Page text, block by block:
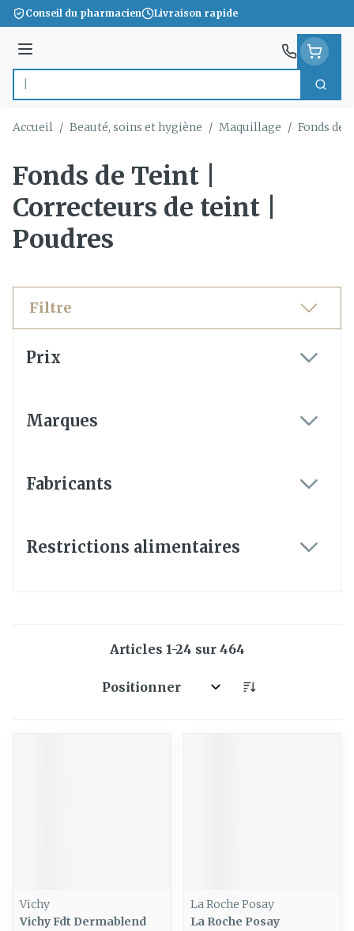
Aller au contenu
Conseil du pharmacien Livraison rapide
Menu
Rechercher
Accueil / Beauté, soins et hygiène / Maquillage / Fonds de
Fonds de Teint |
Correcteurs de teint |
Poudres
Filtre
Prix
Marques
Fabricants
Restrictions alimentaires
Articles 1-24 sur 464
Trier par:
Vichy
Vichy Fdt Dermablend
La Roche Posay
La Roche Posay